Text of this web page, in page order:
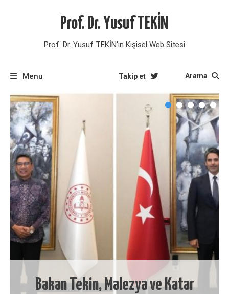
Prof. Dr. Yusuf TEKİN
Prof. Dr. Yusuf TEKİN'in Kişisel Web Sitesi
Menu Takip et Arama
Bakan Tekin, Malezya ve Katar